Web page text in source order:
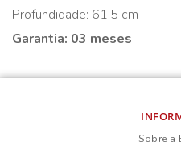
Profundidade: 61,5 cm
Garantia: 03 meses
Sobre a